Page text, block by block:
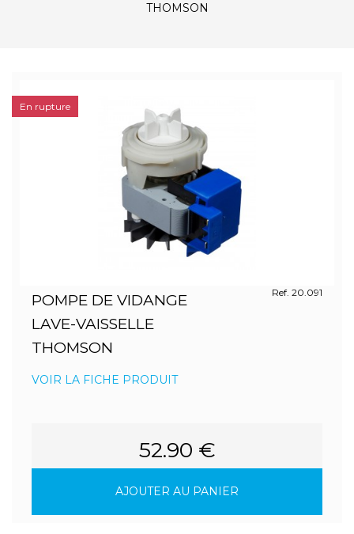
THOMSON
POMPE DE VIDANGE
LAVE-VAISSELLE
THOMSON
Ref. 20.091
VOIR LA FICHE PRODUIT
52.90 €
AJOUTER AU PANIER
En rupture